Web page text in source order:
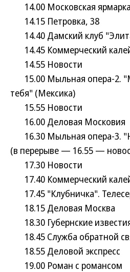
14.00 Московская ярмарка
14.15 Петровка, 38
14.40 Дамский клуб
14.45 Коммерческий
14.55 Новости
15.00 Мыльная опера-2.
тебя" (Мексика)
15.55 Новости
16.00 Деловая Московия
16.30 Мыльная опера-3.
(в перерыве — 16.55 —
17.30 Новости
17.40 Коммерческий
17.45 "Клубничка".
18.15 Деловая Москва
18.30 Губернские
18.45 Служба обратной
18.55 Деловой экспресс
19.00 Роман с романсом